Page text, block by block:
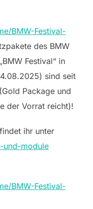
BMW-Festival-
des BMW
Festival“ in
sind seit
Package und
der Vorrat reicht)!
ihr unter
und-module
BMW-Festival-